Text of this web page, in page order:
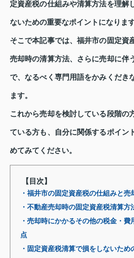
定資産税の仕組みや清算方法を理解
ないための重要なポイントになります
そこで本記事では、福井市の固定資
売却時の清算方法、さらに売却に伴
で、なるべく専門用語をかみくだき
ます。
これから売却を検討している段階の
ている方も、自分に関係するポイン
めてみてください。
【目次】
・福井市の固定資産税の仕組みと売
・不動産売却時の固定資産税清算方
・売却時にかかるその他の税金・
点
・固定資産税清算で損をしないた